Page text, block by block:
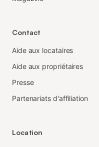
Contact
Aide aux locataires
Aide aux propriétaires
Presse
Partenariats d'affiliation
Location